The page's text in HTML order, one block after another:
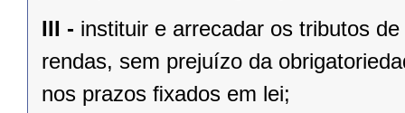
III - instituir e arrecadar os tributos
rendas, sem prejuízo da
nos prazos ﬁxados em lei;